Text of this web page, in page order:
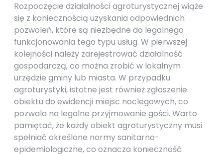
Rozpoczęcie działalności agroturystycznej wiąże
się z koniecznością uzyskania odpowiednich
pozwoleń, które są niezbędne do legalnego
funkcjonowania tego typu usług. W pierwszej
kolejności należy zarejestrować działalność
gospodarczą, co można zrobić w lokalnym
urzędzie gminy lub miasta. W przypadku
agroturystyki, istotne jest również zgłoszenie
obiektu do ewidencji miejsc noclegowych, co
pozwala na legalne przyjmowanie gości. Warto
pamiętać, że każdy obiekt agroturystyczny musi
spełniać określone normy sanitarno-
epidemiologiczne, co oznacza konieczność